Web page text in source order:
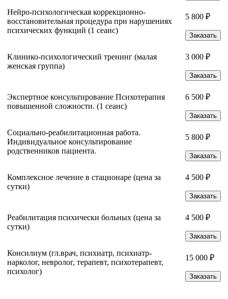
Нейро-психологическая коррекционно-
восстановительная процедура при нарушениях
психических функций (1 сеанс)
5 800 ₽
Заказать
Клинико-психологический тренинг (малая
женская группа)
3 000 ₽
Заказать
Экспертное консультирование Психотерапия
повышенной сложности. (1 сеанс)
6 500 ₽
Заказать
Социально-реабилитационная работа.
Индивидуальное консультирование
родственников пациента.
5 800 ₽
Заказать
Комплексное лечение в стационаре (цена за
сутки)
4 500 ₽
Заказать
Реабилитация психически больных (цена за
сутки)
4 500 ₽
Заказать
Консилиум (гл.врач, психиатр, психиатр-
нарколог, невролог, терапевт, психотерапевт,
психолог)
15 000 ₽
Заказать